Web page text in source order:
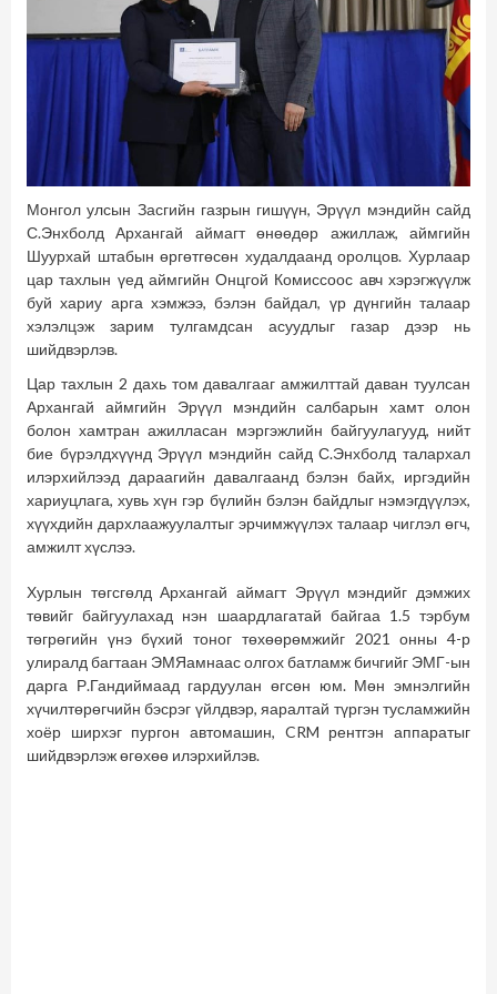
Монгол улсын Засгийн газрын гишүүн, Эрүүл мэндийн сайд
С.Энхболд Архангай аймагт өнөөдөр ажиллаж, аймгийн
Шуурхай штабын өргөтгөсөн худалдаанд оролцов. Хурлаар
цар тахлын үед аймгийн Онцгой Комиссоос авч хэрэгжүүлж
буй хариу арга хэмжээ, бэлэн байдал, үр дүнгийн талаар
хэлэлцэж зарим тулгамдсан асуудлыг газар дээр нь
шийдвэрлэв.
Цар тахлын 2 дахь том давалгааг амжилттай даван туулсан
Архангай аймгийн Эрүүл мэндийн салбарын хамт олон
болон хамтран ажилласан мэргэжлийн байгуулагууд, нийт
бие бүрэлдхүүнд Эрүүл мэндийн сайд С.Энхболд талархал
илэрхийлээд дараагийн давалгаанд бэлэн байх, иргэдийн
хариуцлага, хувь хүн гэр бүлийн бэлэн байдлыг нэмэгдүүлэх,
хүүхдийн дархлаажуулалтыг эрчимжүүлэх талаар чиглэл өгч,
амжилт хүслээ.
Хурлын төгсгөлд Архангай аймагт Эрүүл мэндийг дэмжих
төвийг байгуулахад нэн шаардлагатай байгаа 1.5 тэрбум
төгрөгийн үнэ бүхий тоног төхөөрөмжийг 2021 онны 4-р
улиралд багтаан ЭМЯамнаас олгох батламж бичгийг ЭМГ-ын
дарга Р.Гандиймаад гардуулан өгсөн юм. Мөн эмнэлгийн
хүчилтөрөгчийн бэсрэг үйлдвэр, яаралтай түргэн тусламжийн
хоёр ширхэг пургон автомашин, CRM рентгэн аппаратыг
шийдвэрлэж өгөхөө илэрхийлэв.